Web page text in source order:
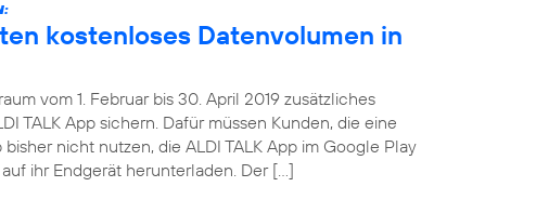
kostenloses Datenvolumen in
vom 1. Februar bis 30. April 2019 zusätzliches
TALK App sichern. Dafür müssen Kunden, die eine
nicht nutzen, die ALDI TALK App im Google Play
ihr Endgerät herunterladen. Der […]